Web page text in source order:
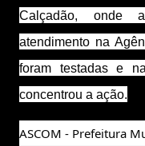
Calçadão, onde
atendimento na
foram testadas e
concentrou a ação.
ASCOM - Prefeitura